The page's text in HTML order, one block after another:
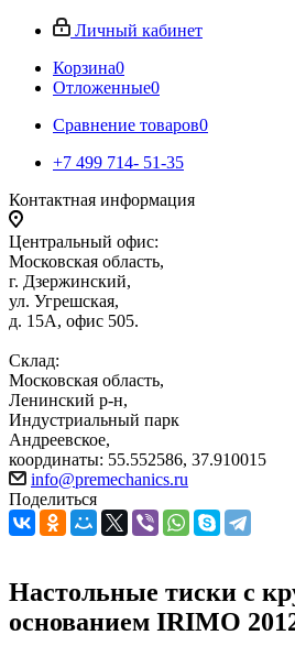
Личный кабинет
Корзина0
Отложенные0
Сравнение товаров0
+7 499 714- 51-35
Контактная информация
Центральный офис:
Московская область,
г. Дзержинский,
ул. Угрешская,
д. 15А, офис 505.
Склад:
Московская область,
Ленинский р-н,
Индустриальный парк
Андреевское,
координаты: 55.552586, 37.910015
info@premechanics.ru
Поделиться
Настольные тиски с
основанием IRIMO